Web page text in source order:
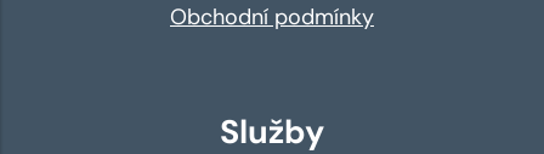
Obchodní podmínky
Služby